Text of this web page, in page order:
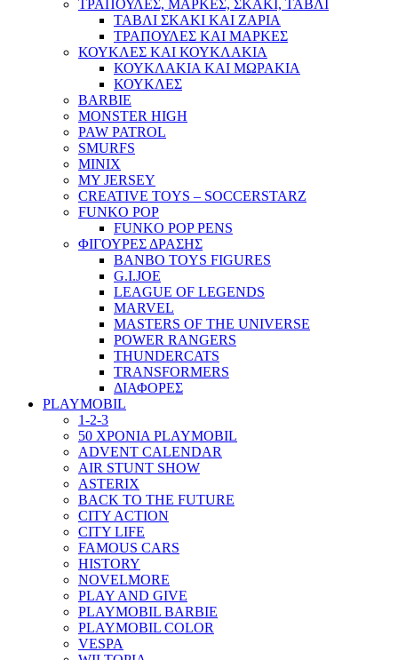
ΤΡΑΠΟΥΛΕΣ, ΜΑΡΚΕΣ, ΣΚΑΚΙ, ΤΑΒΛΙ
ΤΑΒΛΙ ΣΚΑΚΙ ΚΑΙ ΖΑΡΙΑ
ΤΡΑΠΟΥΛΕΣ ΚΑΙ ΜΑΡΚΕΣ
ΚΟΥΚΛΕΣ ΚΑΙ ΚΟΥΚΛΑΚΙΑ
ΚΟΥΚΛΑΚΙΑ ΚΑΙ ΜΩΡΑΚΙΑ
ΚΟΥΚΛΕΣ
BARBIE
MONSTER HIGH
PAW PATROL
SMURFS
MINIX
MY JERSEY
CREATIVE TOYS – SOCCERSTARZ
FUNKO POP
FUNKO POP PENS
ΦΙΓΟΥΡΕΣ ΔΡΑΣΗΣ
BANBO TOYS FIGURES
G.I.JOE
LEAGUE OF LEGENDS
MARVEL
MASTERS OF THE UNIVERSE
POWER RANGERS
THUNDERCATS
TRANSFORMERS
ΔΙΑΦΟΡΕΣ
PLAYMOBIL
1-2-3
50 ΧΡΟΝΙΑ PLAYMOBIL
ADVENT CALENDAR
AIR STUNT SHOW
ASTERIX
BACK TO THE FUTURE
CITY ACTION
CITY LIFE
FAMOUS CARS
HISTORY
NOVELMORE
PLAY AND GIVE
PLAYMOBIL BARBIE
PLAYMOBIL COLOR
VESPA